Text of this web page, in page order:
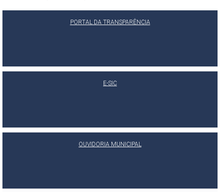
PORTAL DA TRANSPARÊNCIA
E-SIC
OUVIDORIA MUNICIPAL